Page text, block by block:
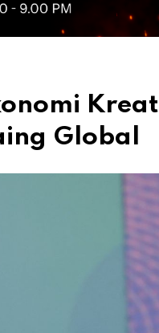
Global